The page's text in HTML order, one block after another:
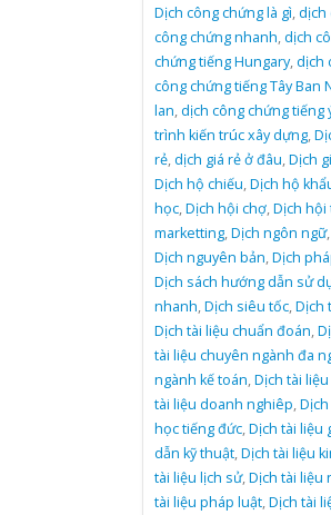
Dịch công chứng là gì,dịch
công chứng nhanh,dịch
chứng tiếng Hungary,dịch
công chứng tiếng Tây Ban
lan,dịch công chứng tiếng
trình kiến trúc xây dựng,
rẻ,dịch giá rẻ ở đâu,Dịch
Dịch hộ chiếu,Dịch hộ
học,Dịch hội chợ,Dịch hội
marketting,Dịch ngôn ngữ,
Dịch nguyên bản,Dịch
Dịch sách hướng dẫn sử
nhanh,Dịch siêu tốc,Dịch
Dịch tài liệu chuẩn đoán,
tài liệu chuyên ngành đa
ngành kế toán,Dịch tài liệu
tài liệu doanh nghiêp,
học tiếng đức,Dịch tài liệu
dẫn kỹ thuật,Dịch tài liệu
tài liệu lịch sử,Dịch tài liệu
tài liệu pháp luật,Dịch tài